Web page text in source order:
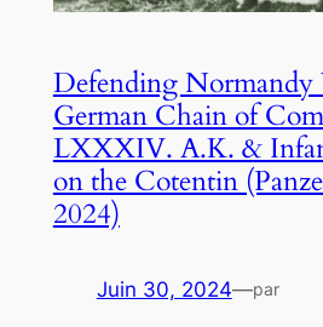
Defending Normandy
German Chain of
LXXXIV. A.K. &
on the Cotentin
2024)
Juin 30, 2024—par